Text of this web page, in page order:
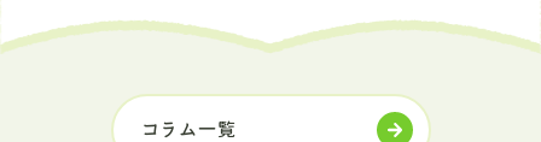
コラム一覧